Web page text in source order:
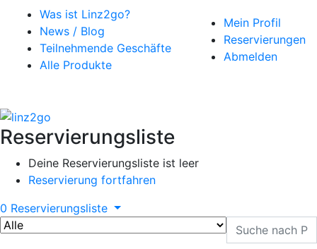
Was ist Linz2go?
News / Blog
Teilnehmende Geschäfte
Alle Produkte
Mein Profil
Reservierungen
Abmelden
Reservierungsliste
Deine Reservierungsliste ist leer
Reservierung fortfahren
0 Reservierungsliste